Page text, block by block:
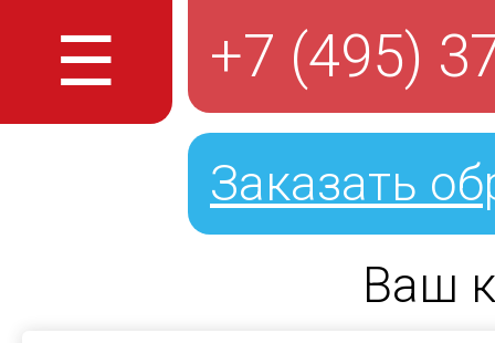
☰ +7 (495)
Заказать
Ваш